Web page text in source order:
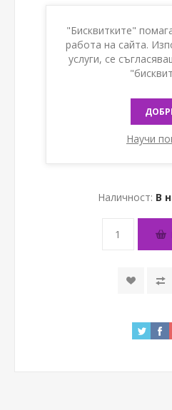
Тегло:
Мерна
0,60 х 25 мм.
Наличност: В
"Бисквитките"
работа на сайта.
услуги, се
Научи